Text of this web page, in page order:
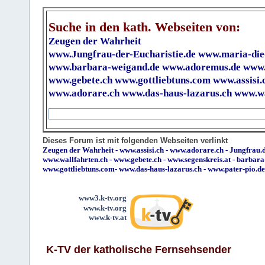
Suche in den kath. Webseiten von:
Zeugen der Wahrheit
www.Jungfrau-der-Eucharistie.de www.maria-
www.barbara-weigand.de www.adoremus.de
www.gebete.ch www.gottliebtuns.com
www.adorare.ch www.das-haus-lazarus.ch
Dieses Forum ist mit folgenden Webseiten verlinkt
Zeugen der Wahrheit- www.assisi.ch - www.adorare.ch -
www.wallfahrten.ch - www.gebete.ch - www.segenskreis.at-
www.gottliebtuns.com- www.das-haus-lazarus.ch - www.pater-pio.de
www3.k-tv.org
www.k-tv.org
www.k-tv.at
K-TV der katholische Fernsehsender